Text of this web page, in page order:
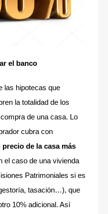
el banco
las hipotecas que
la totalidad de los
de una casa. Lo
cubra con
de la casa más
el caso de una vivienda
Patrimoniales si es
tasación…), que
10% adicional. Así